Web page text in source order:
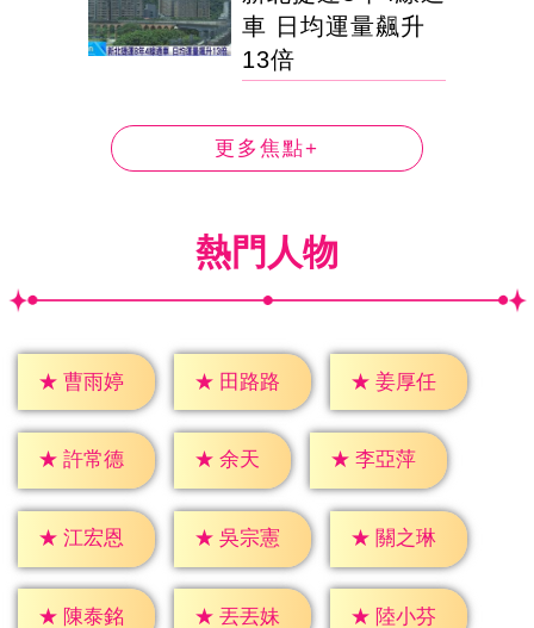
車 日均運量飆升
13倍
更多焦點+
熱門人物
★ 曹雨婷 ★ 田路路 ★ 姜厚任
★ 許常德 ★ 余天 ★ 李亞萍
★ 江宏恩 ★ 吳宗憲 ★ 關之琳
★ 陳泰銘 ★ 丟丟妹 ★ 陸小芬